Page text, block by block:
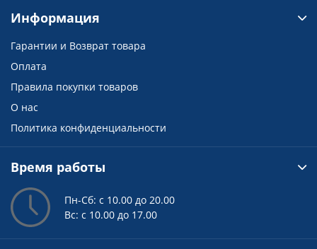
Информация
Гарантии и Возврат товара
Оплата
Правила покупки товаров
О нас
Политика конфиденциальности
Время работы
Пн-Сб: с 10.00 до 20.00
Вс: с 10.00 до 17.00